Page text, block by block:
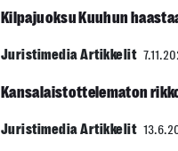
Kilpajuoksu Kuuhun
Juristimedia Artikkelit
Kansalais­tottelematon
Juristimedia Artikkelit